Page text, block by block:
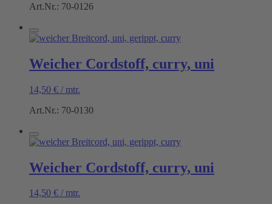
Art.Nr.: 70-0126
Weicher Cordstoff, curry, uni
14,50 € / mtr.
Art.Nr.: 70-0130
Weicher Cordstoff, curry, uni
14,50 € / mtr.